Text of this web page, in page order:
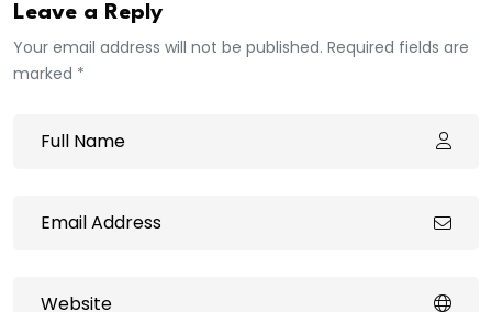
Leave a Reply
Your email address will not be published. Required fields are
marked *